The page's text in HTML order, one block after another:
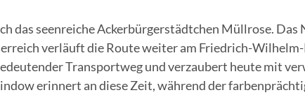
das seenreiche Ackerbürgerstädtchen Müllrose.
verläuft die Route weiter am Friedrich-
Transportweg und verzaubert heute mit
erinnert an diese Zeit, während der